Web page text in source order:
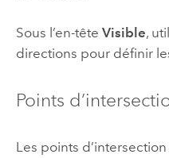
Sous l’en-tête Visible,
directions pour définir
Points
Les points